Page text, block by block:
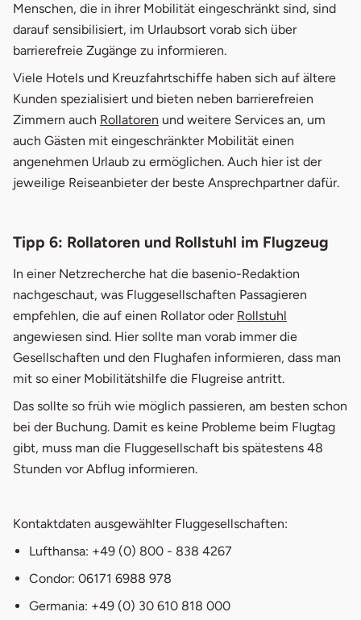
Menschen, die in ihrer Mobilität eingeschränkt sind, sind
darauf sensibilisiert, im Urlaubsort vorab sich über
barrierefreie Zugänge zu informieren.
Viele Hotels und Kreuzfahrtschiffe haben sich auf ältere
Kunden spezialisiert und bieten neben barrierefreien
Zimmern auch Rollatoren und weitere Services an, um
auch Gästen mit eingeschränkter Mobilität einen
angenehmen Urlaub zu ermöglichen. Auch hier ist der
jeweilige Reiseanbieter der beste Ansprechpartner dafür.
Tipp 6: Rollatoren und Rollstuhl im Flugzeug
In einer Netzrecherche hat die basenio-Redaktion
nachgeschaut, was Fluggesellschaften Passagieren
empfehlen, die auf einen Rollator oder Rollstuhl
angewiesen sind. Hier sollte man vorab immer die
Gesellschaften und den Flughafen informieren, dass man
mit so einer Mobilitätshilfe die Flugreise antritt.
Das sollte so früh wie möglich passieren, am besten schon
bei der Buchung. Damit es keine Probleme beim Flugtag
gibt, muss man die Fluggesellschaft bis spätestens 48
Stunden vor Abflug informieren.
Kontaktdaten ausgewählter Fluggesellschaften:
Lufthansa: +49 (0) 800 - 838 4267
Condor: 06171 6988 978
Germania: +49 (0) 30 610 818 000